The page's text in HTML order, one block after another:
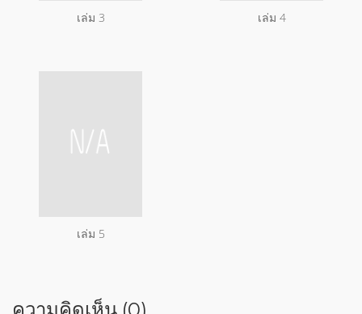
เล่ม 3 เล่ม 4
เล่ม 5